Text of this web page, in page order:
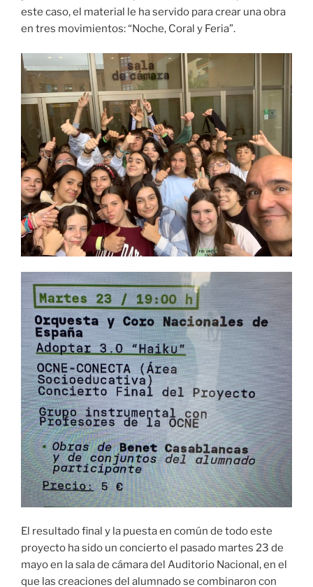
este caso, el material le ha servido para crear una obra
en tres movimientos: “Noche, Coral y Feria”.
El resultado final y la puesta en común de todo este
proyecto ha sido un concierto el pasado martes 23 de
mayo en la sala de cámara del Auditorio Nacional, en el
que las creaciones del alumnado se combinaron con